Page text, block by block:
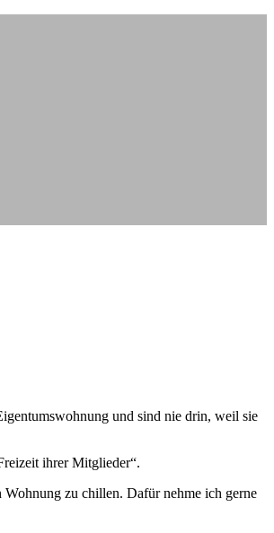
und sind nie drin, weil sie
ihrer Mitglieder“.
zu chillen. Dafür nehme ich gerne